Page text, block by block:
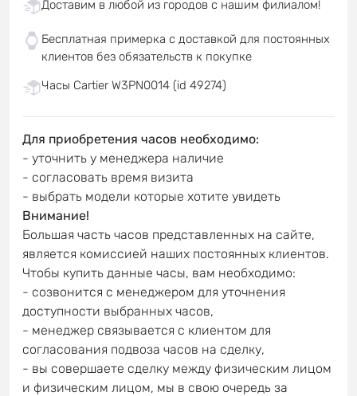
Доставим в любой из городов с нашим филиалом!
Бесплатная примерка с доставкой для постоянных
клиентов без обязательств к покупке
Часы Cartier W3PN0014 (id 49274)
Для приобретения часов необходимо:
- уточнить у менеджера наличие
- согласовать время визита
- выбрать модели которые хотите увидеть
Внимание!
Большая часть часов представленных на сайте,
является комиссией наших постоянных клиентов.
Чтобы купить данные часы, вам необходимо:
- созвонится с менеджером для уточнения
доступности выбранных часов,
- менеджер связывается с клиентом для
согласования подвоза часов на сделку,
- вы совершаете сделку между физическим лицом
и физическим лицом, мы в свою очередь за